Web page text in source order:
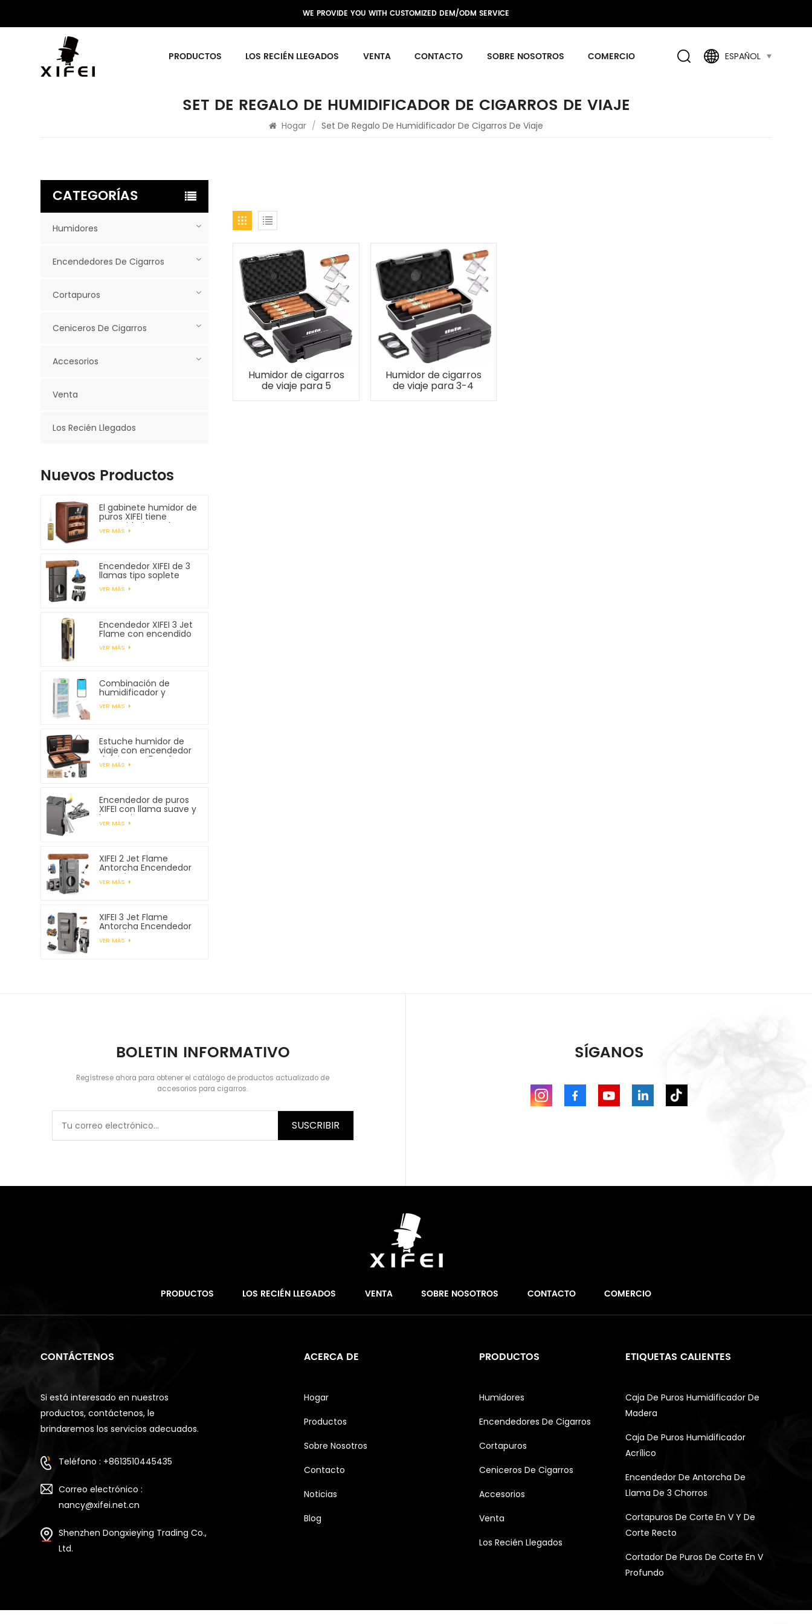
WE PROVIDE YOU WITH CUSTOMIZED DEM/ODM SERVICE
PRODUCTOS LOS RECIÉN LLEGADOS VENTA CONTACTO SOBRE NOSOTROS COMERCIO ESPAÑOL
SET DE REGALO DE HUMIDIFICADOR DE CIGARROS DE VIAJE
Hogar / Set De Regalo De Humidificador De Cigarros De Viaje
Humidor de cigarros
de viaje para 5
Humidor de cigarros
de viaje para 3-4
CATEGORÍAS
Humidores
Encendedores De Cigarros
Cortapuros
Ceniceros De Cigarros
Accesorios
Venta
Los Recién Llegados
Nuevos Productos
El gabinete humidor de
puros XIFEI tiene
capacidad para hasta
150 puros
VER MÁS
Encendedor XIFEI de 3
llamas tipo soplete
con cortador en V con
resorte
VER MÁS
Encendedor XIFEI 3 Jet
Flame con encendido
electrónico
VER MÁS
Combinación de
humidificador y
purificador de aire XIFEI
VER MÁS
Estuche humidor de
viaje con encendedor
de cigarros 5 en 1,
capacidad para 7
VER MÁS
Encendedor de puros
XIFEI con llama suave y
herramientas para
pipa
VER MÁS
XIFEI 2 Jet Flame
Antorcha Encendedor
con Cigar Vcutter
Punch Stand Draw
VER MÁS
XIFEI 3 Jet Flame
Antorcha Encendedor
con Cigar Vcutter
Punch Stand Draw
VER MÁS
BOLETIN INFORMATIVO
Regístrese ahora para obtener el catálogo de productos actualizado de
accesorios para cigarros.
SUSCRIBIR
SÍGANOS
PRODUCTOS LOS RECIÉN LLEGADOS VENTA SOBRE NOSOTROS CONTACTO COMERCIO
CONTÁCTENOS
Si está interesado en nuestros
productos, contáctenos, le
brindaremos los servicios adecuados.
Teléfono : +8613510445435
Correo electrónico :
nancy@xifei.net.cn
Shenzhen Dongxieying Trading Co.,
Ltd.
ACERCA DE
Hogar
Productos
Sobre Nosotros
Contacto
Noticias
Blog
PRODUCTOS
Humidores
Encendedores De Cigarros
Cortapuros
Ceniceros De Cigarros
Accesorios
Venta
Los Recién Llegados
ETIQUETAS CALIENTES
Caja De Puros Humidificador De
Madera
Caja De Puros Humidificador
Acrílico
Encendedor De Antorcha De
Llama De 3 Chorros
Cortapuros De Corte En V Y De
Corte Recto
Cortador De Puros De Corte En V
Profundo